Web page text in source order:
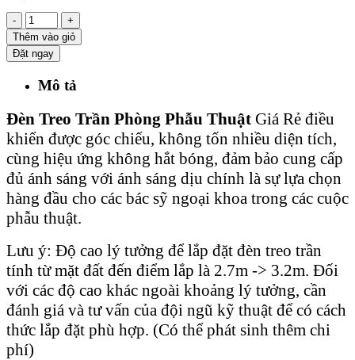
-
+
Thêm vào giỏ
Đặt ngay
Mô tả
Đèn Treo Trần Phòng Phẫu Thuật Giá Rẻ điều
khiển được góc chiếu, không tốn nhiều diện tích,
cùng hiệu ứng không hắt bóng, đảm bảo cung cấp
đủ ánh sáng với ánh sáng dịu chính là sự lựa chọn
hàng đầu cho các bác sỹ ngoại khoa trong các cuộc
phẫu thuật.
Lưu ý: Độ cao lý tưởng để lắp đặt đèn treo trần
tính từ mặt đất đến điểm lắp là 2.7m -> 3.2m. Đối
với các độ cao khác ngoài khoảng lý tưởng, cần
đánh giá và tư vấn của đội ngũ kỹ thuật để có cách
thức lắp đặt phù hợp. (Có thể phát sinh thêm chi
phí)